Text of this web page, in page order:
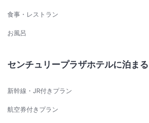
食事・レストラン
お風呂
センチュリープラザホテルに泊ま
新幹線・JR付きプラン
航空券付きプラン